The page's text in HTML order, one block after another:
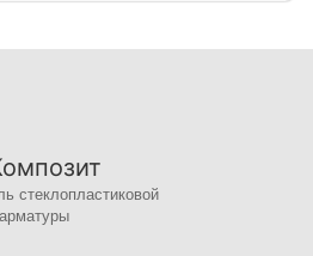
стеклопластиковой